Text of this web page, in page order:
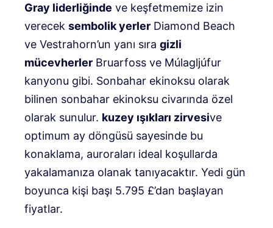
Gray liderliğinde ve keşfetmemize izin
verecek sembolik yerler Diamond Beach
ve Vestrahorn’un yanı sıra gizli
mücevherler Bruarfoss ve Múlagljúfur
kanyonu gibi. Sonbahar ekinoksu olarak
bilinen sonbahar ekinoksu civarında özel
olarak sunulur. kuzey ışıkları zirvesive
optimum ay döngüsü sayesinde bu
konaklama, auroraları ideal koşullarda
yakalamanıza olanak tanıyacaktır. Yedi gün
boyunca kişi başı 5.795 £’dan başlayan
fiyatlar.